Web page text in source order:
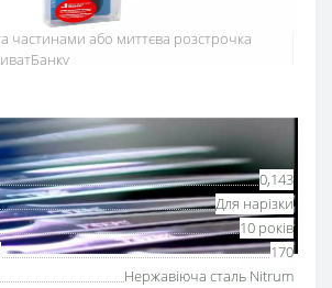
Всі характеристики
0,143
Для нарізки
10 років
170
Нержавіюча сталь Nitrum
в кредит
частинами або миттєва розстрочка